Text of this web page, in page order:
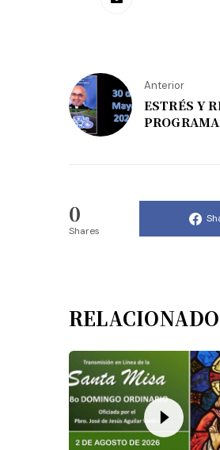
Anterior
ESTRÉS Y
0
Shares